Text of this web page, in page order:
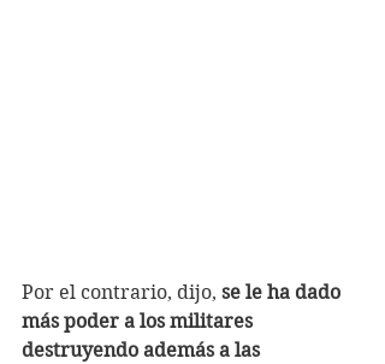
Por el contrario, dijo, se le ha dado
más poder a los militares
destruyendo además a las